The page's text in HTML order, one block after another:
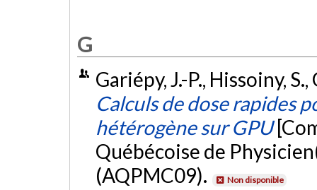
G
Gariépy, J.-P., Hissoiny,
Calculs de dose rapides
hétérogène sur GPU
Québécoise de
(AQPMC09).
Non disponible